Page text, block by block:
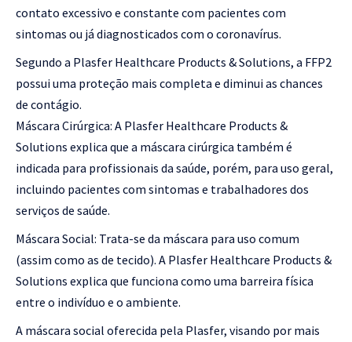
contato excessivo e constante com pacientes com
sintomas ou já diagnosticados com o coronavírus.
Segundo a Plasfer Healthcare Products & Solutions, a FFP2
possui uma proteção mais completa e diminui as chances
de contágio.
Máscara Cirúrgica: A Plasfer Healthcare Products &
Solutions explica que a máscara cirúrgica também é
indicada para profissionais da saúde, porém, para uso geral,
incluindo pacientes com sintomas e trabalhadores dos
serviços de saúde.
Máscara Social: Trata-se da máscara para uso comum
(assim como as de tecido). A Plasfer Healthcare Products &
Solutions explica que funciona como uma barreira física
entre o indivíduo e o ambiente.
A máscara social oferecida pela Plasfer, visando por mais